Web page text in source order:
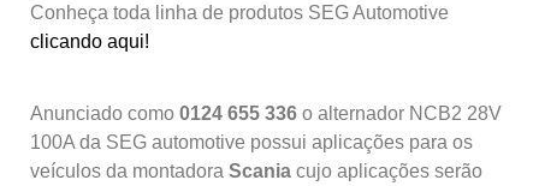
Conheça toda linha de produtos SEG Automotive
clicando aqui!
Anunciado como 0124 655 336 o alternador NCB2 28V
100A da SEG automotive possui aplicações para os
veículos da montadora Scania cujo aplicações serão